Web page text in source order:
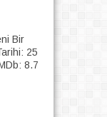
Bir
25
8.7